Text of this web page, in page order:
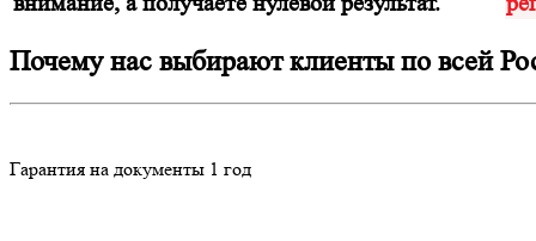
Почему нас выбирают клиенты по всей
Гарантия на документы 1 год